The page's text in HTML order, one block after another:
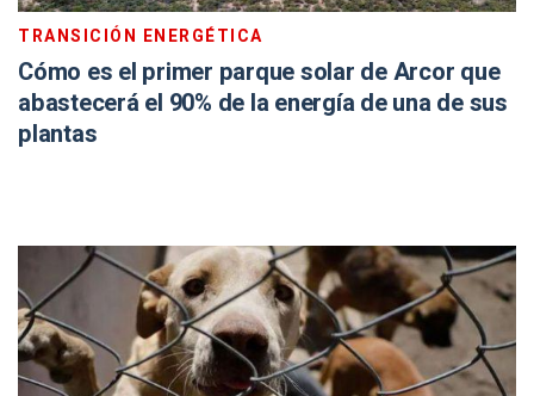
TRANSICIÓN ENERGÉTICA
Cómo es el primer parque solar de Arcor que
abastecerá el 90% de la energía de una de sus
plantas